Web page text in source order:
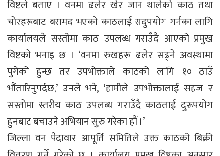
विष्टले बताए । वनमा ढलेर खेर जान थालेको काठ तथा
चोरहरूबाट बरामद भएको काठलाई सदुपयोग गर्नका लागि
कार्यालयले सस्तोमा काठ उपलब्ध गराउँदै आएको प्रमुख
विष्टको भनाइ छ । ‘वनमा रुखहरू ढलेर सढ्ने अवस्थामा
पुगेको हुन्छ तर उपभोक्ताले काठको लागि १० ठाउँ
भौंतारिनुपर्दछ,’ उनले भने, ‘हामीले उपभोक्तालाई सहज र
सस्तोमा स्तरीय काठ उपलब्ध गराउँदै काठलाई दुरूपयोग
हुनबाट बचाउने अभियान सुरु गरेका हौं ।’
जिल्ला वन पैदावार आपूर्ति समितिले उक्त काठको बिक्री